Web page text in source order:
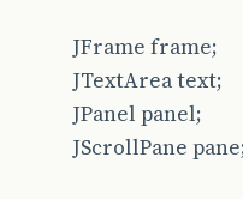
JFrame frame;
JTextArea text;
JPanel panel;
JScrollPane pane;